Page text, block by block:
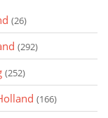
(26)
(292)
(252)
(166)